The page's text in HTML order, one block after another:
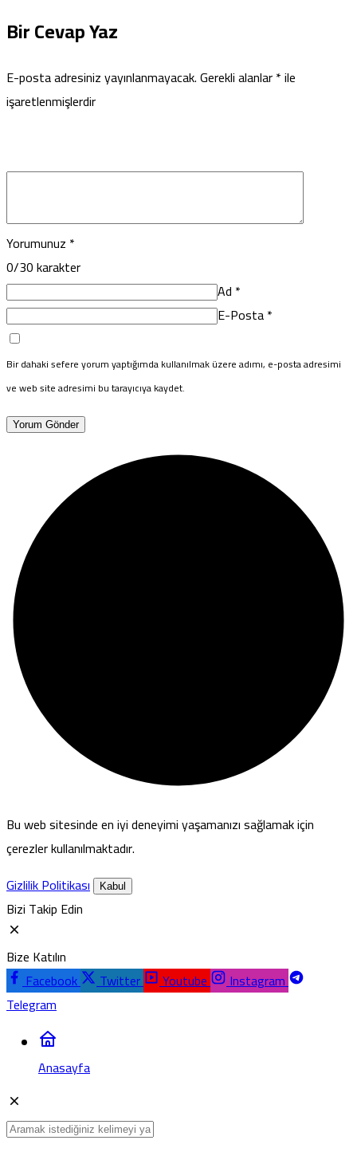
Bir Cevap Yaz
E-posta adresiniz yayınlanmayacak.Gerekli alanlar*ile
işaretlenmişlerdir
Yorumunuz *
0/30 karakter
Ad *
E-Posta*
Bir dahaki sefere yorum yaptığımda kullanılmak üzere adımı, e-posta adresimi
ve web site adresimi bu tarayıcıya kaydet.
Yorum Gönder
Bu web sitesinde en iyi deneyimi yaşamanızı sağlamak için
çerezler kullanılmaktadır.
Gizlilik Politikası
Kabul
Bizi Takip Edin
Bize Katılın
Facebook
Twitter Youtube
Instagram
Telegram
Anasayfa